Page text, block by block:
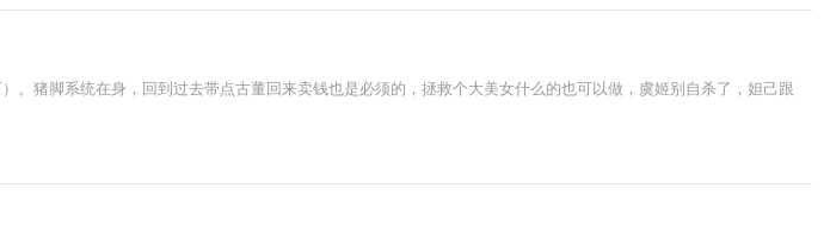
猪脚系统在身，回到过去带点古董回来卖钱也是必须的，拯救个大美女什么的也可以做，虞姬别自杀了，妲己跟